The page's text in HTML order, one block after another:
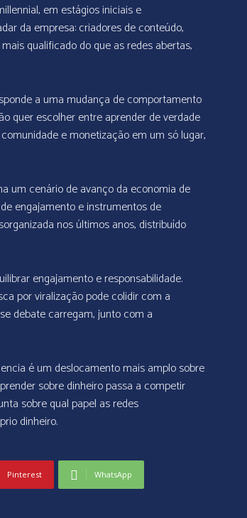
em estágios iniciais e
da empresa: criadores de conteúdo,
qualificado do que as redes abertas,
a uma mudança de comportamento
quer escolher entre aprender de verdade
e monetização em um só lugar,
um cenário de avanço da economia de
engajamento e instrumentos de
nos últimos anos, distribuído
engajamento e responsabilidade.
por viralização pode colidir com a
debate carregam, junto com a
é um deslocamento mais amplo sobre
sobre dinheiro passa a competir
sobre qual papel as redes
dinheiro.
Pinterest WhatsApp